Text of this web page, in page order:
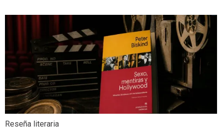
Reseña literaria